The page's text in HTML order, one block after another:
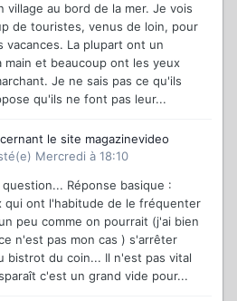
village au bord de la mer. Je vois
de touristes, venus de loin, pour
vacances. La plupart ont un
main et beaucoup ont les yeux
Je ne sais pas ce qu'ils
qu'ils ne font pas leur...
le site magazinevideo
Mercredi à 18:10
Réponse basique :
qui ont l'habitude de le fréquenter
peu comme on pourrait (j'ai bien
n'est pas mon cas ) s'arrêter
bistrot du coin... Il n'est pas vital
c'est un grand vide pour...